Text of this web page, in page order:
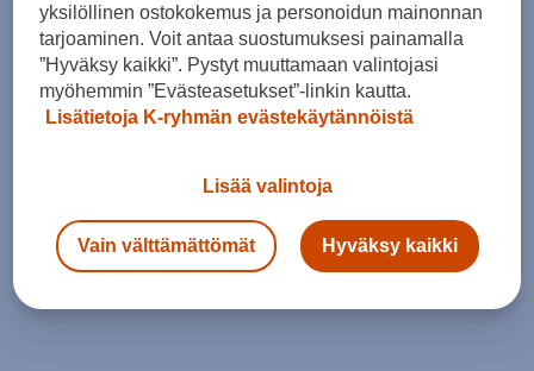
yksilöllinen ostokokemus ja personoidun mainonnan
tarjoaminen. Voit antaa suostumuksesi painamalla
”Hyväksy kaikki”. Pystyt muuttamaan valintojasi
myöhemmin ”Evästeasetukset”-linkin kautta.
Lisätietoja K-ryhmän evästekäytännöistä
Lisää valintoja
Vain välttämättömät Hyväksy kaikki